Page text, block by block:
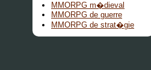
MMORPG m�dieval
MMORPG de guerre
MMORPG de strat�gie